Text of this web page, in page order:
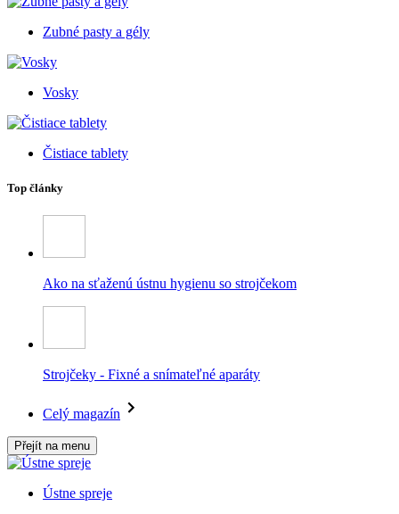
Zubné pasty a gély
Vosky
Čistiace tablety
Top články
Ako na sťaženú ústnu hygienu so strojčekom
Strojčeky - Fixné a snímateľné aparáty
Celý magazín
Přejít na menu
Ústne spreje